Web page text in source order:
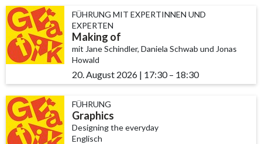
FÜHRUNG MIT EXPERTINNEN UND
EXPERTEN
Making of
mit Jane Schindler, Daniela Schwab und Jonas
Howald
20. August 2026 | 17:30accessibility.time_to
– 18:30
FÜHRUNG
Graphics
Designing the everyday
Englisch